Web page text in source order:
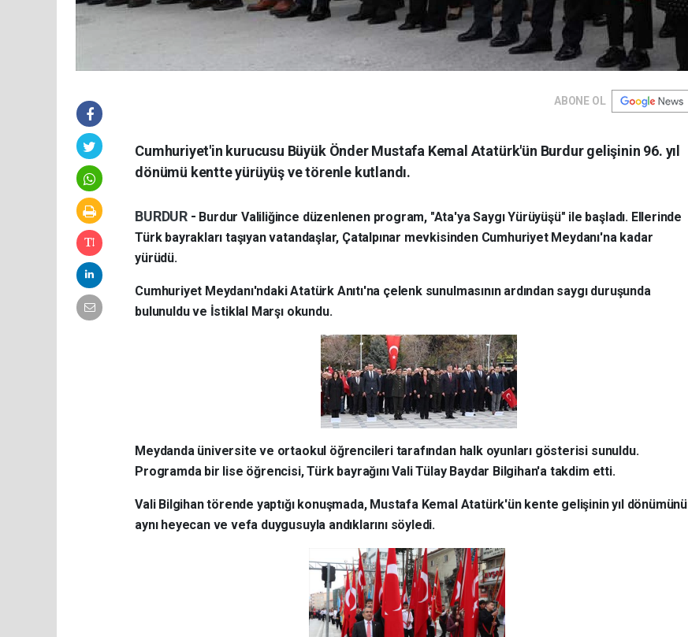
ABONE OL
Cumhuriyet'in kurucusu Büyük Önder Mustafa Kemal Atatürk'ün Burdur gelişinin 96. yıl
dönümü kentte yürüyüş ve törenle kutlandı.
BURDUR - Burdur Valiliğince düzenlenen program, "Ata'ya Saygı Yürüyüşü" ile başladı. Ellerinde
Türk bayrakları taşıyan vatandaşlar, Çatalpınar mevkisinden Cumhuriyet Meydanı'na kadar
yürüdü.
Cumhuriyet Meydanı'ndaki Atatürk Anıtı'na çelenk sunulmasının ardından saygı duruşunda
bulunuldu ve İstiklal Marşı okundu.
Meydanda üniversite ve ortaokul öğrencileri tarafından halk oyunları gösterisi sunuldu.
Programda bir lise öğrencisi, Türk bayrağını Vali Tülay Baydar Bilgihan'a takdim etti.
Vali Bilgihan törende yaptığı konuşmada, Mustafa Kemal Atatürk'ün kente gelişinin yıl dönümünü
aynı heyecan ve vefa duygusuyla andıklarını söyledi.